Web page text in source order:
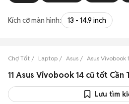
Kích cỡ màn hình: 13 - 14.9 inch
Chợ Tốt Laptop Asus Asus Vivobook
11 Asus Vivobook 14 cũ tốt Cần
Lưu tìm